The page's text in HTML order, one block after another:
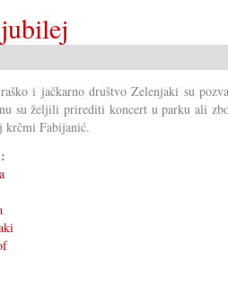
i jačkarno društvo Zelenjaki su
su željili prirediti koncert u parku ali
krčmi Fabijanić.